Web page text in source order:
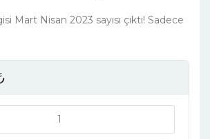
Mart Nisan 2023 sayısı çıktı! Sadece